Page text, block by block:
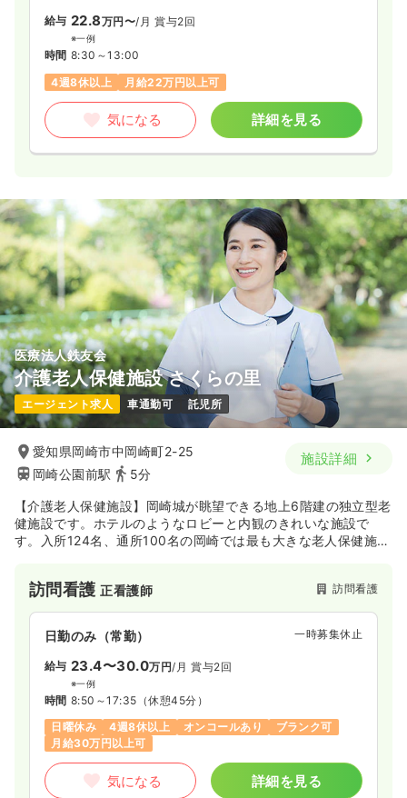
給与 22.8万円〜/月 賞与2回
※一例
時間 8:30～13:00
4週8休以上
月給22万円以上可
気になる 詳細を見る
医療法人鉄友会
介護老人保健施設 さくらの里
エージェント求人 車通勤可 託児所
愛知県岡崎市中岡崎町2-25
岡崎公園前駅
5分
施設詳細
【介護老人保健施設】岡崎城が眺望できる地上6階建の独立型老
健施設です。ホテルのようなロビーと内観のきれいな施設で
す。入所124名、通所100名の岡崎では最も大きな老人保健施設
訪問看護正看護師 訪問看護
日勤のみ（常勤） 一時募集休止
給与 23.4〜30.0万円/月 賞与2回
※一例
時間 8:50～17:35 （休憩45分）
日曜休み
4週8休以上 オンコールあり
ブランク可
月給30万円以上可
気になる 詳細を見る